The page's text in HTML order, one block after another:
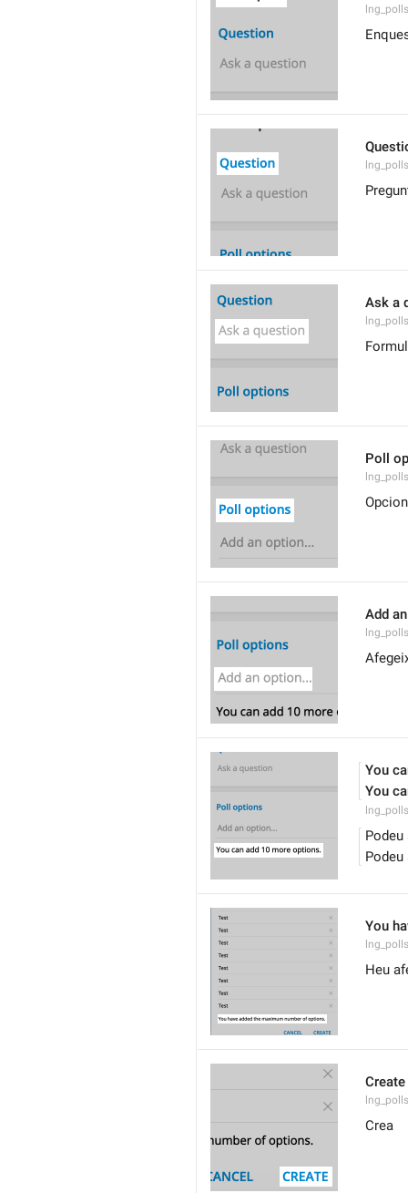
Ask a
Poll
Add
You
You
You
Heu
Create
Crea